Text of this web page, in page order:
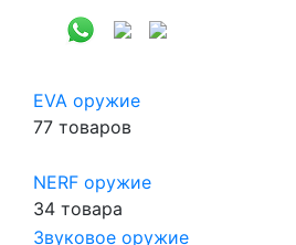
EVA оружие
77 товаров
NERF оружие
34 товара
Звуковое оружие